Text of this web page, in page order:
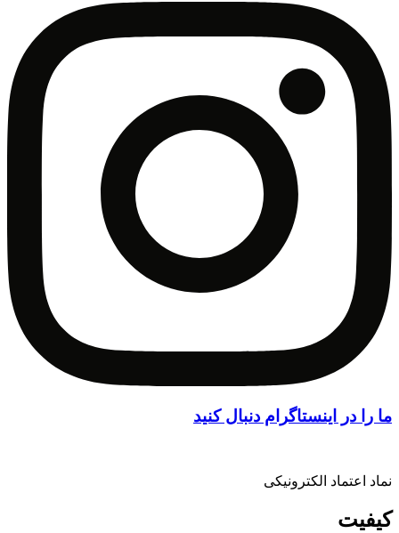
ما را در اینستاگرام دنبال کنید
نماد اعتماد الکترونیکی
کیفیت